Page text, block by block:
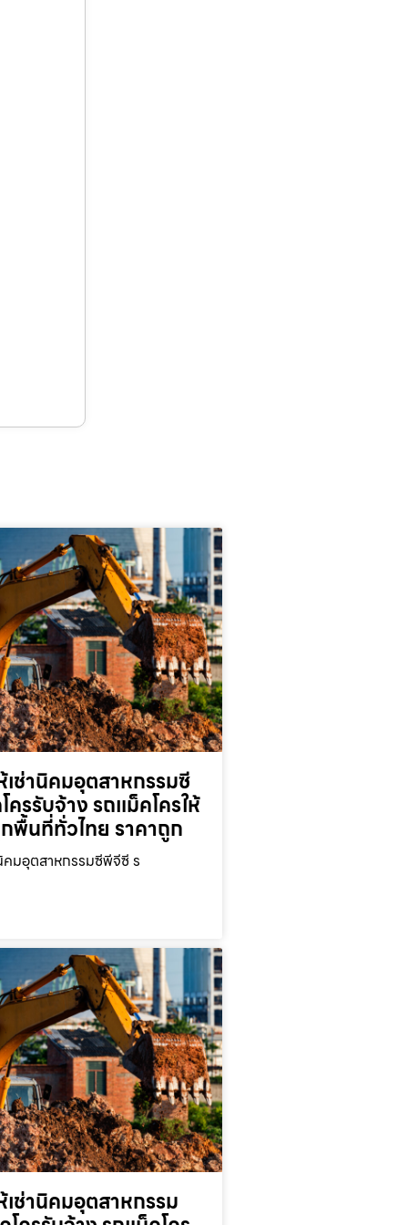
เช่านิคมอุตสาหกรรมซี
รรับจ้าง รถแม็คโครให้
กพื้นที่ทั่วไทย ราคาถูก
คมอุตสาหกรรมซีพีจีซี ร
เช่านิคมอุตสาหกรรม